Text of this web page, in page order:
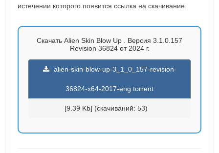
истечении которого появится ссылка на скачивание.
Скачать Alien Skin Blow Up . Версия 3.1.0.157
Revision 36824 от 2024 г.
alien-skin-blow-up-3_1_0_157-revision-
36824-x64-2017-eng.torrent
[9.39 Kb] (cкачиваний: 53)